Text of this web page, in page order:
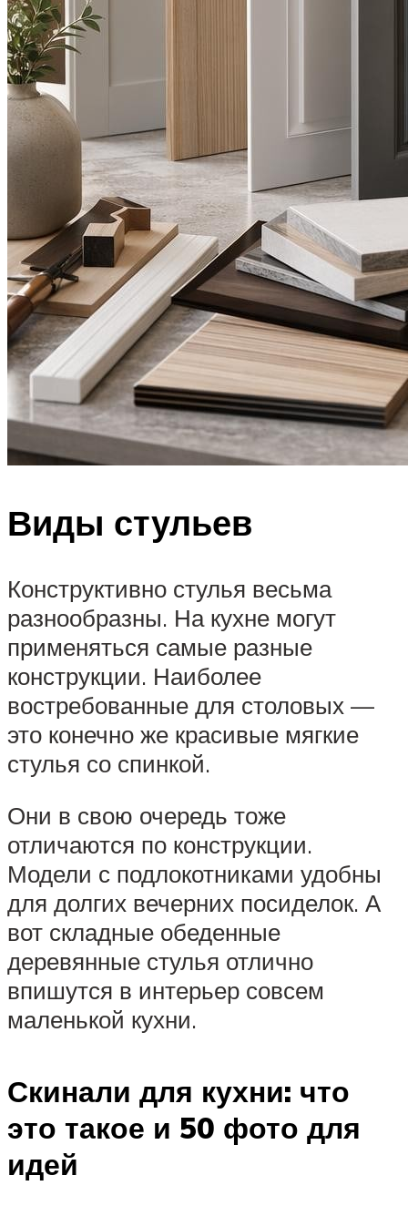
Виды стульев
Конструктивно стулья весьма
разнообразны. На кухне могут
применяться самые разные
конструкции. Наиболее
востребованные для столовых —
это конечно же красивые мягкие
стулья со спинкой.
Они в свою очередь тоже
отличаются по конструкции.
Модели с подлокотниками удобны
для долгих вечерних посиделок. А
вот складные обеденные
деревянные стулья отлично
впишутся в интерьер совсем
маленькой кухни.
Скинали для кухни: что
это такое и 50 фото для
идей